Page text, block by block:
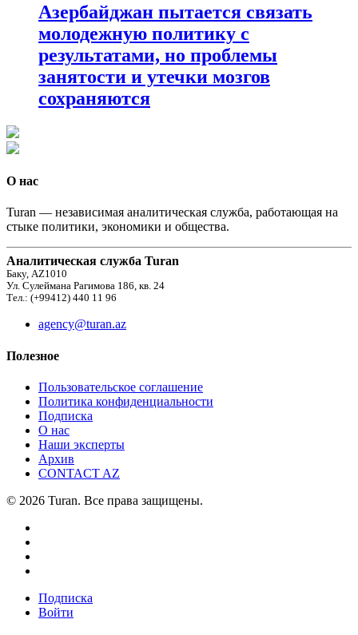
Азербайджан пытается связать
молодежную политику с
результатами, но проблемы
занятости и утечки мозгов
сохраняются
О нас
Turan — независимая аналитическая служба, работающая на
стыке политики, экономики и общества.
Аналитическая служба Turan
Баку, AZ1010
Ул. Сулеймана Рагимова 186, кв. 24
Тел.: (+99412) 440 11 96
agency@turan.az
Полезное
Пользовательское соглашение
Политика конфиденциальности
Подписка
О нас
Наши эксперты
Архив
CONTACT AZ
© 2026 Turan. Все права защищены.
Подписка
Войти